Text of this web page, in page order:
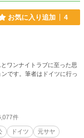
お気に入り追加 4
ワンナイトラブに至った思
件
ドイツ
元サヤ